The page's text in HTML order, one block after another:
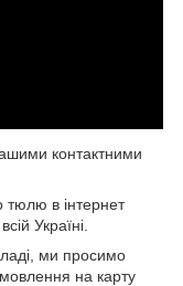
контактними
тюлю в інтернет
Україні.
ми просимо
на карту